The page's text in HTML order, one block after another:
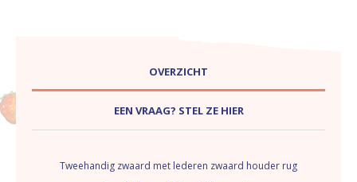
OVERZICHT
EEN VRAAG? STEL ZE HIER
Tweehandig zwaard met lederen zwaard houder rug